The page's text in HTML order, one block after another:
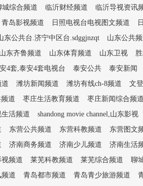
城综合频道 临沂财经频道 临沂导视资讯
青岛影视频道 日照电视台电视图文频道
东公共台.济宁中区台.sdggjnzqt
山东公共
山东齐鲁频道 山东体育频道 山东卫视
4套,泰安4套电视台 泰安公共 泰安新闻
潍坊新闻频道 潍坊有线ch-8频道 文
道 枣庄生活教育频道 枣庄新闻综合频道
生活频道 shandong movie channel,山东影视
东营公共频道 东营科教频道 东营图文
济南商务频道 济南少儿频道 济南生活
频道 莱芜科教频道 莱芜综合频道 聊
道 青岛都市频道 青岛青少旅游频道